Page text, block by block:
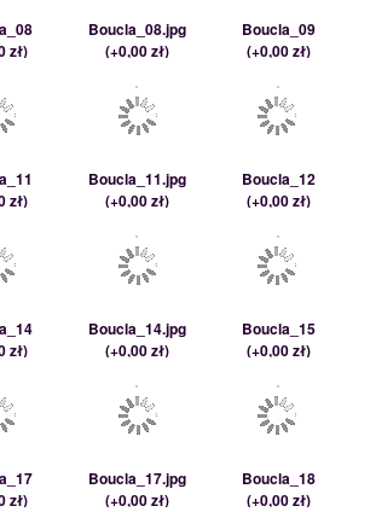
zł)
Boucla_08.jpg
(+0,00 zł)
Boucla_09
(+0,00 zł)
zł)
Boucla_11.jpg
(+0,00 zł)
Boucla_12
(+0,00 zł)
zł)
Boucla_14.jpg
(+0,00 zł)
Boucla_15
(+0,00 zł)
zł)
Boucla_17.jpg
(+0,00 zł)
Boucla_18
(+0,00 zł)